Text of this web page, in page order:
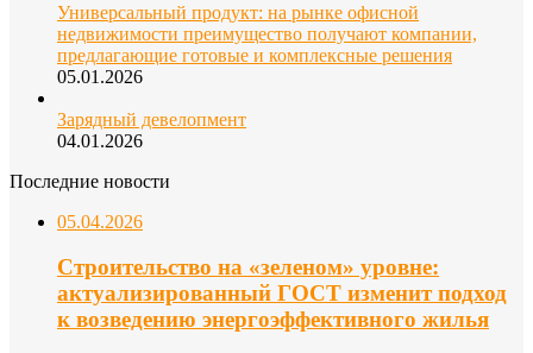
Универсальный продукт: на рынке офисной
недвижимости преимущество получают компании,
предлагающие готовые и комплексные решения
05.01.2026
Зарядный девелопмент
04.01.2026
Последние новости
05.04.2026
Строительство на «зеленом» уровне:
актуализированный ГОСТ изменит подход
к возведению энергоэффективного жилья